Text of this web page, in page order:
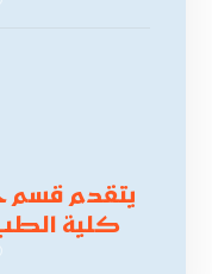
يتقدم قسم
كلية